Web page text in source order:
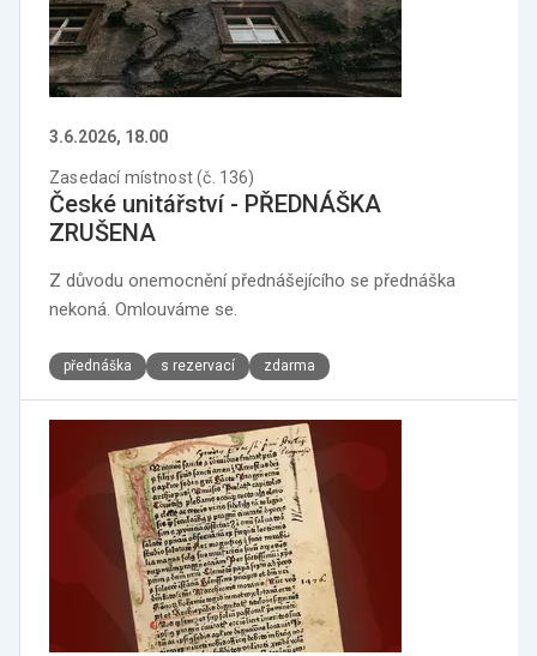
3.6.2026, 18.00
Zasedací místnost (č. 136)
České unitářství - PŘEDNÁŠKA
ZRUŠENA
Z důvodu onemocnění přednášejícího se přednáška
nekoná. Omlouváme se.
přednáška s rezervací zdarma